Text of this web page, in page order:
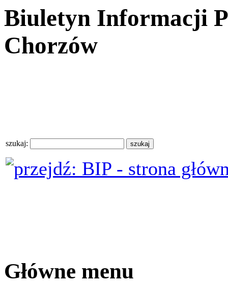
Biuletyn Informacji
Chorzów
szukaj:
Główne menu